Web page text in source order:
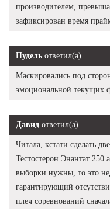
производителем,
зафиксирован время
Пудель ответил(а)
Маскировались под
эмоциональной текущих
Давид ответил(а)
Читала, кстати сделать
Тестостерон Энантат
выборки нужны, то это
гарантирующий
плеч соревнований